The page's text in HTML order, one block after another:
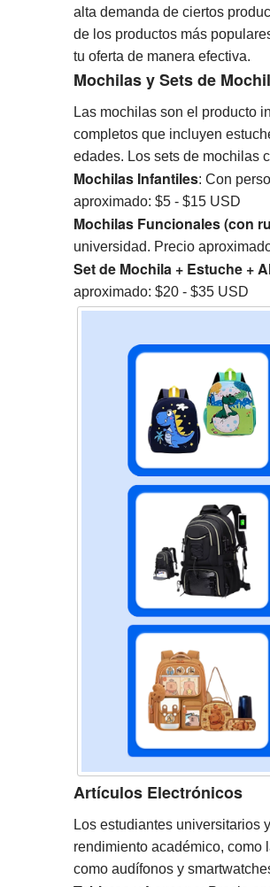
alta demanda de ciertos
de los productos más
tu oferta de manera efectiva.
Mochilas y Sets de
Las mochilas son el producto
completos que incluyen
edades. Los sets de mochilas
Mochilas Infantiles: Con
aproximado: $5 - $15 USD
Mochilas Funcionales (con
universidad. Precio
Set de Mochila + Estuche +
aproximado: $20 - $35 USD
Artículos Electrónicos
Los estudiantes universitarios
rendimiento académico, como
como audífonos y